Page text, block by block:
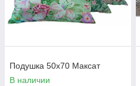
Подушка 50х70 Максат
В наличии